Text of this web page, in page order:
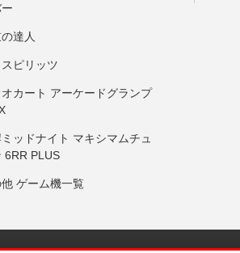
達人
ピリッツ
カート アーケードグランプ
ッドナイト マキシマムチュ
6RR PLUS
ゲーム機一覧